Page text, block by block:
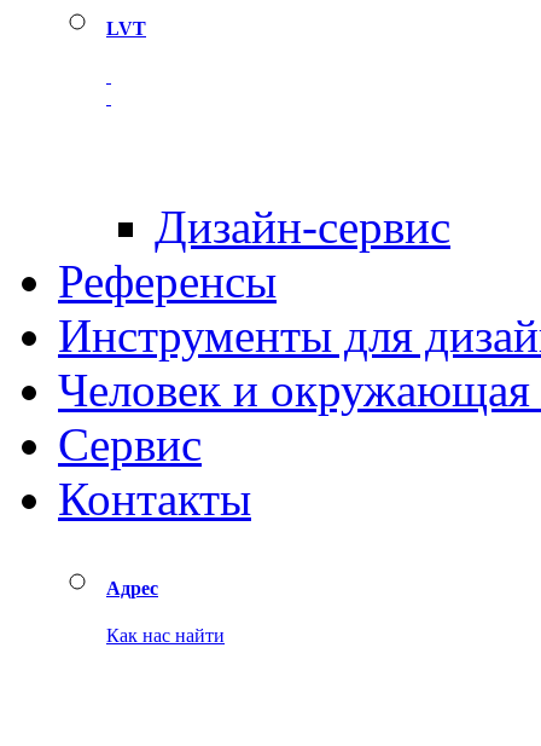
LVT
Дизайн-сервис
Референсы
Инструменты для
Человек и окружающая
Сервис
Контакты
Адрес
Как нас найти